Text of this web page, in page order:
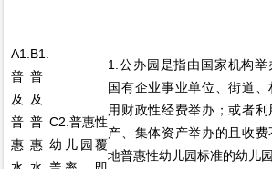
A1.
普
及
普
惠
B1.
普
及
普
惠
C2.普惠性
幼儿园覆
1.公办园是指由国家机构举
国有企业事业单位、街道、
用财政性经费举办；或者利
产、集体资产举办的且收费
地普惠性幼儿园标准的幼儿园